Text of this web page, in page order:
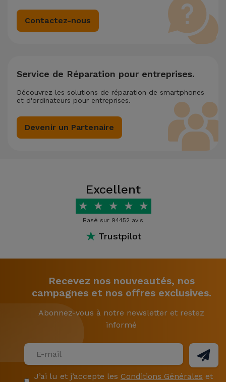
Contactez-nous
Service de Réparation pour entreprises.
Découvrez les solutions de réparation de smartphones
et d'ordinateurs pour entreprises.
Devenir un Partenaire
Excellent
★ ★ ★ ★ ★
Basé sur 94452 avis
★ Trustpilot
Recevez nos nouveautés, nos
campagnes et nos offres exclusives.
Abonnez-vous à notre newsletter et restez
informé
J’ai lu et j’accepte les Conditions Générales et